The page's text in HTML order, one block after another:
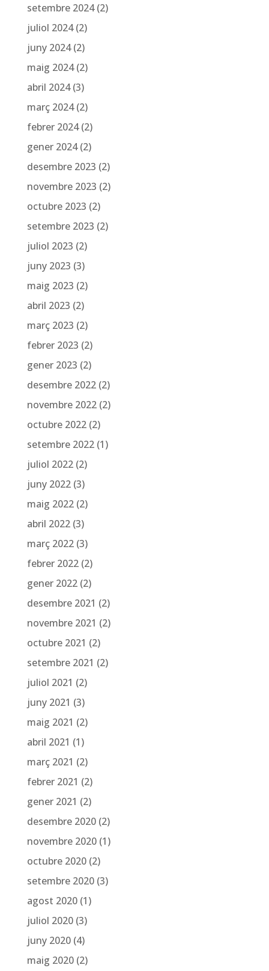
setembre 2024(2)
juliol 2024(2)
juny 2024(2)
maig 2024(2)
abril 2024(3)
març 2024(2)
febrer 2024(2)
gener 2024(2)
desembre 2023 (2)
novembre 2023 (2)
octubre 2023 (2)
setembre 2023 (2)
juliol 2023 (2)
juny 2023 (3)
maig 2023 (2)
abril 2023 (2)
març 2023 (2)
febrer 2023 (2)
gener 2023 (2)
desembre 2022(2)
novembre 2022(2)
octubre 2022(2)
setembre 2022(1)
juliol 2022(2)
juny 2022(3)
maig 2022(2)
abril 2022(3)
març 2022(3)
febrer 2022(2)
gener 2022(2)
desembre 2021 (2)
novembre 2021 (2)
octubre 2021 (2)
setembre 2021 (2)
juliol 2021 (2)
juny 2021 (3)
maig 2021 (2)
abril 2021 (1)
març 2021 (2)
febrer 2021 (2)
gener 2021 (2)
desembre 2020(2)
novembre 2020(1)
octubre 2020(2)
setembre 2020(3)
agost 2020(1)
juliol 2020(3)
juny 2020(4)
maig 2020(2)